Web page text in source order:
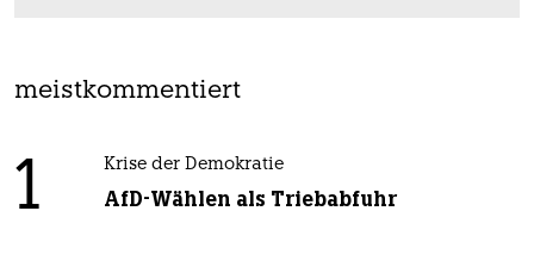
meistkommentiert
1 Krise der Demokratie
AfD-Wählen als Triebabfuhr